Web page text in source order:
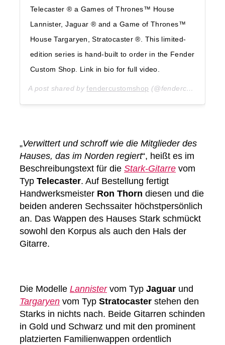
Telecaster ® a Games of Thrones™️ House
Lannister, Jaguar ® and a Game of Thrones™️
House Targaryen, Stratocaster ®. This limited-
edition series is hand-built to order in the Fender
Custom Shop. Link in bio for full video.
A post shared byfendercustomshop (@fendercustomshop) on
„Verwittert und schroff wie die Mitglieder des
Hauses, das im Norden regiert“, heißt es im
Beschreibungstext für die Stark-Gitarre vom
Typ Telecaster. Auf Bestellung fertigt
Handwerksmeister Ron Thorn diesen und die
beiden anderen Sechssaiter höchstpersönlich
an. Das Wappen des Hauses Stark schmückt
sowohl den Korpus als auch den Hals der
Gitarre.
Die Modelle Lannistervom Typ Jaguar und
Targaryen vom Typ Stratocaster stehen den
Starks in nichts nach. Beide Gitarren schinden
in Gold und Schwarz und mit den prominent
platzierten Familienwappen ordentlich